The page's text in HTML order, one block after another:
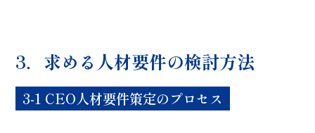
3．求める人材要件の検討方法
3-1 CEO人材要件策定のプロセス